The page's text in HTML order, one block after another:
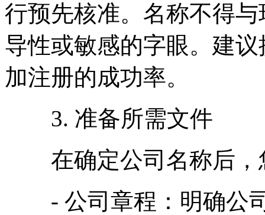
行预先核准。名称不得
导性或敏感的字眼。建
加注册的成功率。
3. 准备所需文件
在确定公司名称后，
- 公司章程：明确公司